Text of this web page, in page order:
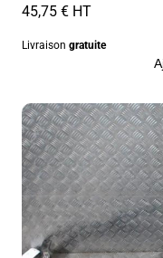
45,75 € HT
Livraison gratuite